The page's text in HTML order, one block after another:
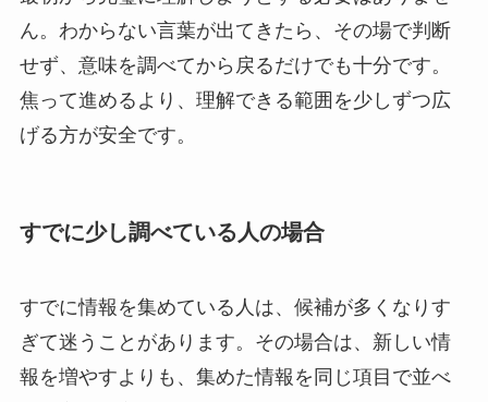
ん。わからない言葉が出てきたら、その場で判断
せず、意味を調べてから戻るだけでも十分です。
焦って進めるより、理解できる範囲を少しずつ広
げる方が安全です。
すでに少し調べている人の場合
すでに情報を集めている人は、候補が多くなりす
ぎて迷うことがあります。その場合は、新しい情
報を増やすよりも、集めた情報を同じ項目で並べ